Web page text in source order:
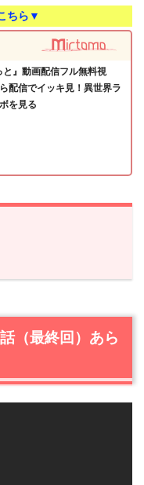
ちら▼
と』動画配信フル無料視
配信でイッキ見！異世界ラ
を見る
終回）あらすじ
（最終回）あら